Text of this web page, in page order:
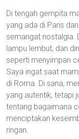
Di tengah gempita
yang ada di Paris
semangat nostalgia.
lampu lembut, dan
seperti menyimpan
Saya ingat saat
di Roma. Di sana,
yang autentik, tetapi
tentang bagaimana
menciptakan
ringan.